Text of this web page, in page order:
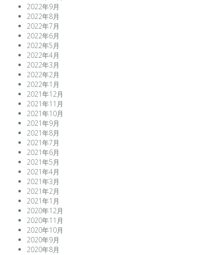
2022年9月
2022年8月
2022年7月
2022年6月
2022年5月
2022年4月
2022年3月
2022年2月
2022年1月
2021年12月
2021年11月
2021年10月
2021年9月
2021年8月
2021年7月
2021年6月
2021年5月
2021年4月
2021年3月
2021年2月
2021年1月
2020年12月
2020年11月
2020年10月
2020年9月
2020年8月